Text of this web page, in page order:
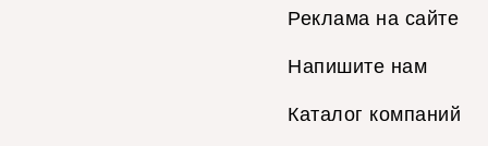
Реклама на сайте
Напишите нам
Каталог компаний